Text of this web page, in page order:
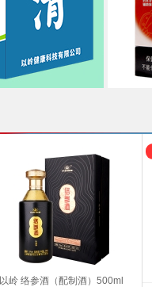
以岭 络参酒（配制酒）500ml